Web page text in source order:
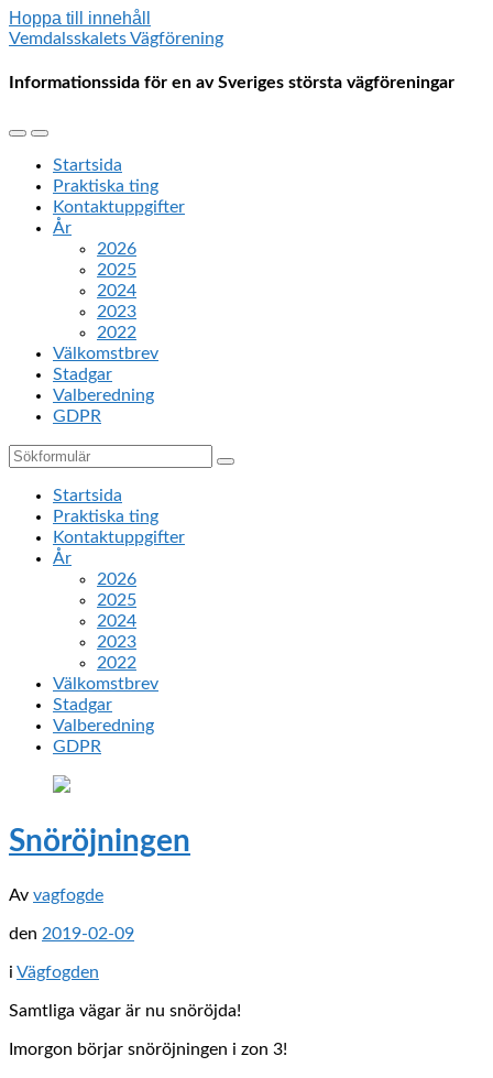
Hoppa till innehåll
Vemdalsskalets Vägförening
Informationssida för en av Sveriges största vägföreningar
Slå
mobilmenyn
Slå
på/av
sökfältet
Startsida
Praktiska ting
Kontaktuppgifter
År
2026
2025
2024
2023
2022
Välkomstbrev
Stadgar
Valberedning
GDPR
Sök
Startsida
Praktiska ting
Kontaktuppgifter
År
2026
2025
2024
2023
2022
Välkomstbrev
Stadgar
Valberedning
GDPR
Snöröjningen
Av vagfogde
den 2019-02-09
i Vägfogden
Samtliga vägar är nu snöröjda!
Imorgon börjar snöröjningen i zon 3!